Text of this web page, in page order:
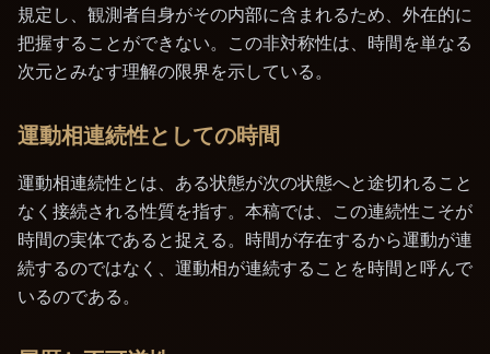
規定し、観測者自身がその内部に含まれるため、外在的に
把握することができない。この非対称性は、時間を単なる
次元とみなす理解の限界を示している。
運動相連続性としての時間
運動相連続性とは、ある状態が次の状態へと途切れること
なく接続される性質を指す。本稿では、この連続性こそが
時間の実体であると捉える。時間が存在するから運動が連
続するのではなく、運動相が連続することを時間と呼んで
いるのである。